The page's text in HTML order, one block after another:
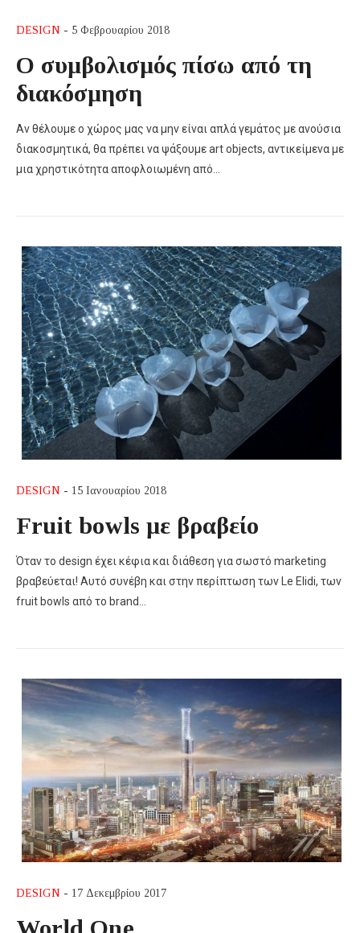
DESIGN - 5 Φεβρουαρίου 2018
Ο συμβολισμός πίσω από τη
διακόσμηση
Αν θέλουμε ο χώρος μας να μην είναι απλά γεμάτος με ανούσια
διακοσμητικά, θα πρέπει να ψάξουμε art objects, αντικείμενα με
μια χρηστικότητα αποφλοιωμένη από…
DESIGN - 15 Ιανουαρίου 2018
Fruit bowls με βραβείο
Όταν το design έχει κέφια και διάθεση για σωστό marketing
βραβεύεται! Αυτό συνέβη και στην περίπτωση των Le Elidi, των
fruit bowls από το brand…
DESIGN - 17 Δεκεμβρίου 2017